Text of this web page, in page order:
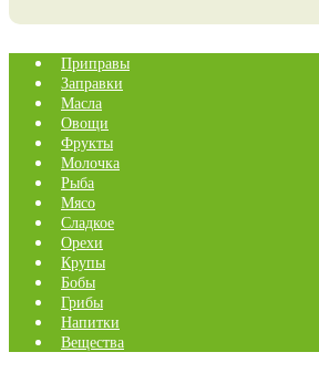
Приправы
Заправки
Масла
Овощи
Фрукты
Молочка
Рыба
Мясо
Сладкое
Орехи
Крупы
Бобы
Грибы
Напитки
Вещества